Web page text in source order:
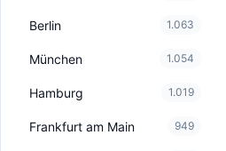
Berlin 1.063
München 1.054
Hamburg 1.019
Frankfurt am Main 949